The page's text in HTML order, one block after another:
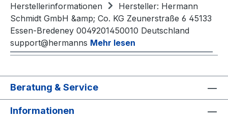
Herstellerinformationen
Hersteller: Hermann
Schmidt GmbH &amp; Co. KG Zeunerstraße 6 45133
Essen-Bredeney 0049201450010 Deutschland
support@hermanns Mehr lesen
Beratung & Service
Informationen